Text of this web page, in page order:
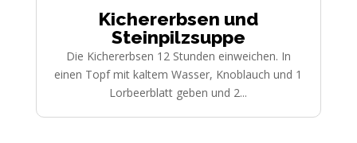
Kichererbsen und
Steinpilzsuppe
Die Kichererbsen 12 Stunden einweichen. In
einen Topf mit kaltem Wasser, Knoblauch und 1
Lorbeerblatt geben und 2...